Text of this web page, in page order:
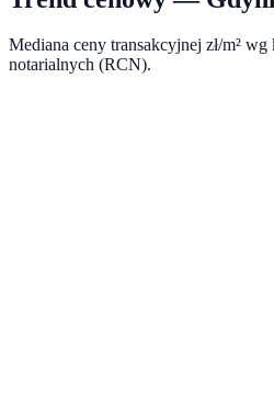
Mediana ceny transakcyjnej zł/m²
notarialnych (RCN).